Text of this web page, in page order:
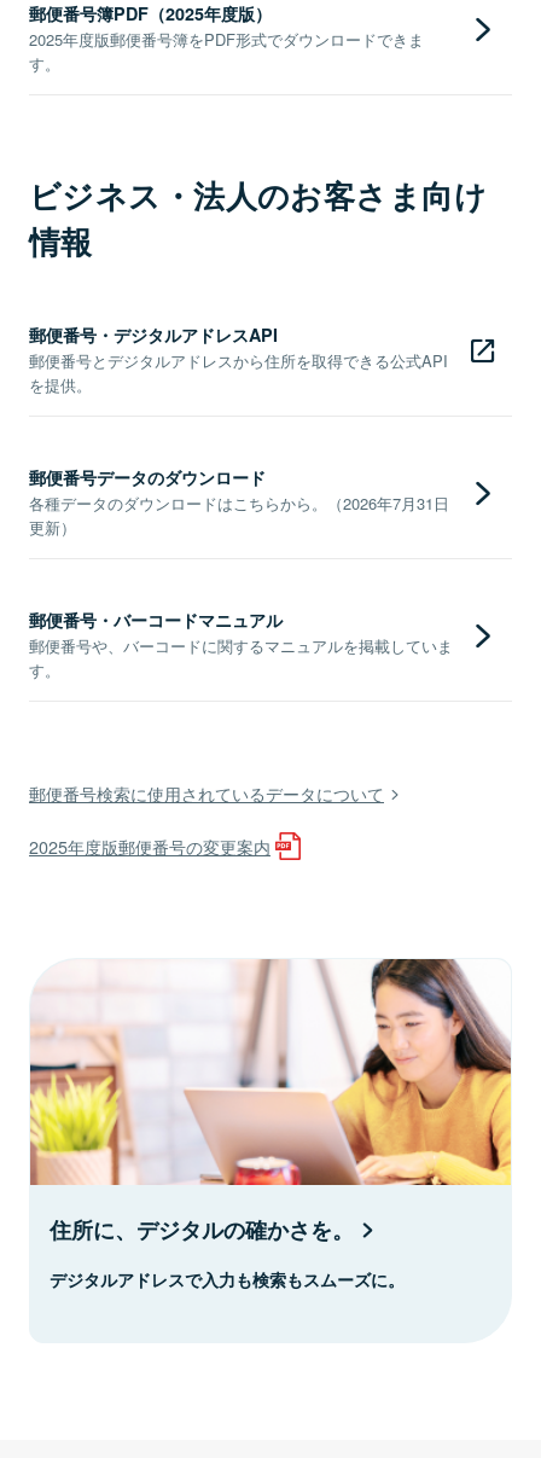
郵便番号簿PDF（2025年度版）
2025年度版郵便番号簿をPDF形式でダウンロードできま
す。
ビジネス・法人のお客さま向け
情報
郵便番号・デジタルアドレスAPI
郵便番号とデジタルアドレスから住所を取得できる公式API
を提供。
郵便番号データのダウンロード
各種データのダウンロードはこちらから。（2026年7月31日
更新）
郵便番号・バーコードマニュアル
郵便番号や、バーコードに関するマニュアルを掲載していま
す。
郵便番号検索に使用されているデータについて
2025年度版郵便番号の変更案内
住所に、デジタルの確かさを。
デジタルアドレスで入力も検索もスムーズに。